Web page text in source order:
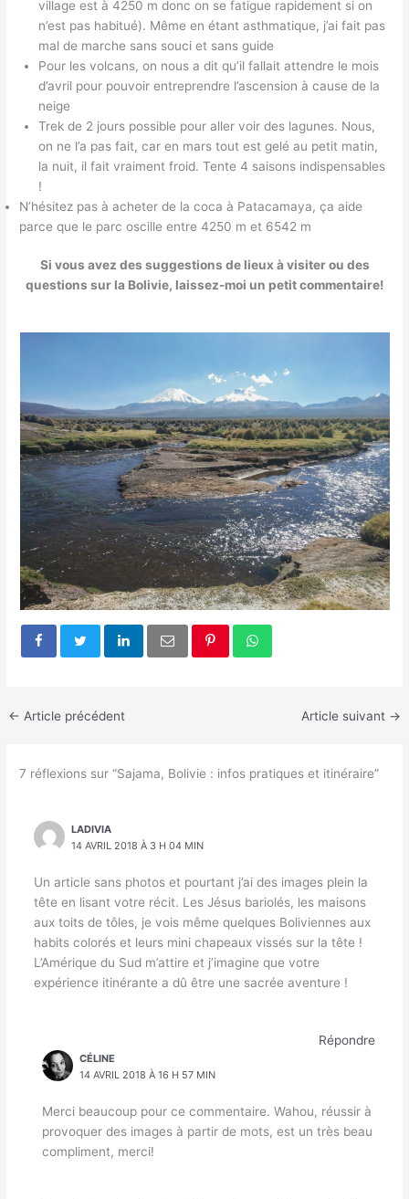
village est à 4250 m donc on se fatigue rapidement si on
n’est pas habitué). Même en étant asthmatique, j’ai fait pas
mal de marche sans souci et sans guide
Pour les volcans, on nous a dit qu’il fallait attendre le mois
d’avril pour pouvoir entreprendre l’ascension à cause de la
neige
Trek de 2 jours possible pour aller voir des lagunes. Nous,
on ne l’a pas fait, car en mars tout est gelé au petit matin,
la nuit, il fait vraiment froid. Tente 4 saisons indispensables
!
N’hésitez pas à acheter de la coca à Patacamaya, ça aide
parce que le parc oscille entre 4250 m et 6542 m
Si vous avez des suggestions de lieux à visiter ou des
questions sur la Bolivie, laissez-moi un petit commentaire!
← Article précédent Article suivant →
7 réflexions sur “Sajama, Bolivie : infos pratiques et itinéraire”
LADIVIA
14 AVRIL 2018 À 3 H 04 MIN
Un article sans photos et pourtant j’ai des images plein la
tête en lisant votre récit. Les Jésus bariolés, les maisons
aux toits de tôles, je vois même quelques Boliviennes aux
habits colorés et leurs mini chapeaux vissés sur la tête !
L’Amérique du Sud m’attire et j’imagine que votre
expérience itinérante a dû être une sacrée aventure !
Répondre
CÉLINE
14 AVRIL 2018 À 16 H 57 MIN
Merci beaucoup pour ce commentaire. Wahou, réussir à
provoquer des images à partir de mots, est un très beau
compliment, merci!